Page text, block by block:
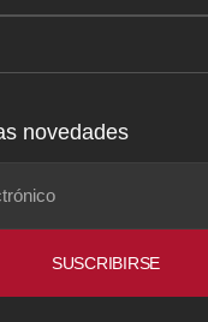
novedades
SUSCRIBIRSE